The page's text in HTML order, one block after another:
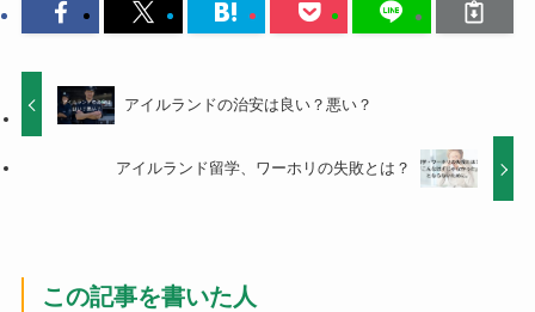
アイルランドの治安は良い？悪い？
アイルランド留学、ワーホリの失敗とは？
この記事を書いた人